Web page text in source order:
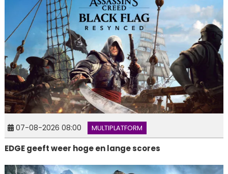
07-08-2026 08:00 MULTIPLATFORM
EDGE geeft weer hoge en lange scores